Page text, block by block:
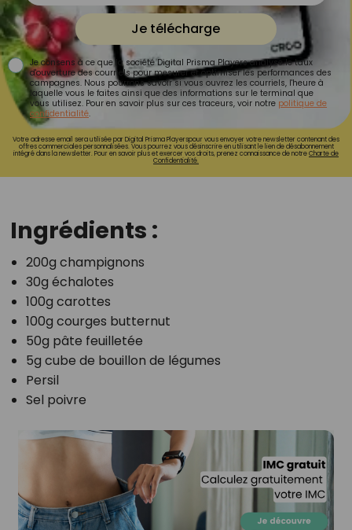
Je télécharge
Je consens à ce que la société Digital Prisma Players analyse le taux
d'ouverture des courriels pour mesurer et optimiser les performances des
campagnes. Nous pourrons savoir si vous ouvrez les courriels, l'heure à
laquelle vous le faites ainsi que des informations sur le terminal que
vous utilisez. Pour en savoir plus sur ces traceurs, voir notre politique de
confidentialité.
Votre adresse email sera utilisée par Digital Prisma Playerspour vous envoyer votre newsletter contenant des
offres commerciales personnalisées. Vous pourrez vous désinscrire en utilisant le lien de désabonnement
intégré dans la newsletter. Pour en savoir plus et exercer vos droits, prenez connaissance de notreCharte de
Confidentialité.
Ingrédients :
200g champignons
30g échalotes
100g carottes
100g courges butternut
50g pâte feuilletée
5g cube de bouillon de légumes
Persil
Sel poivre